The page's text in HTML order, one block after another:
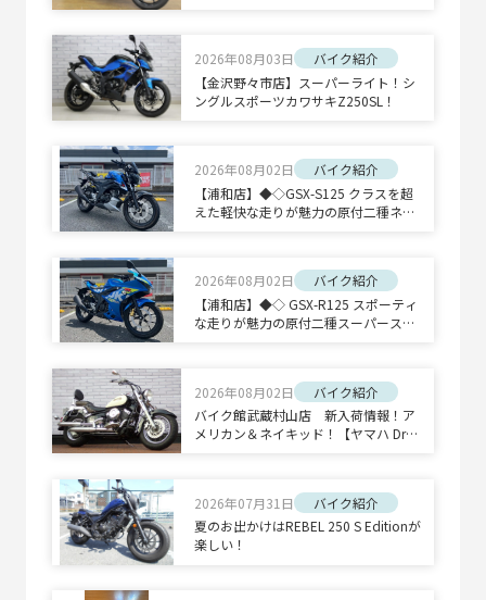
2026年08月03日
バイク紹介
【金沢野々市店】スーパーライト！シ
ングルスポーツカワサキZ250SL！
2026年08月02日
バイク紹介
【浦和店】◆◇GSX-S125 クラスを超
えた軽快な走りが魅力の原付二種ネイ
2026年08月02日
バイク紹介
【浦和店】◆◇ GSX-R125 スポーティ
な走りが魅力の原付二種スーパースポ
2026年08月02日
バイク紹介
バイク館武蔵村山店 新入荷情報！ア
メリカン＆ネイキッド！【ヤマハ Drag
2026年07月31日
バイク紹介
夏のお出かけはREBEL 250 S Editionが
楽しい！